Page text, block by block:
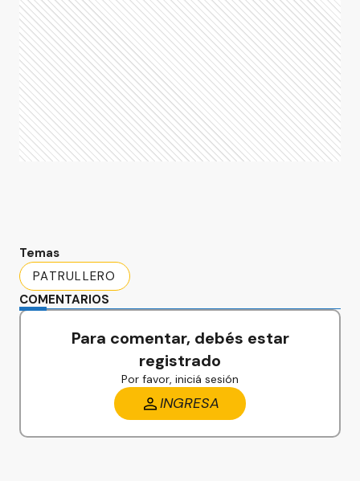
Temas
PATRULLERO
COMENTARIOS
Para comentar, debés estar
registrado
Por favor, iniciá sesión
INGRESA